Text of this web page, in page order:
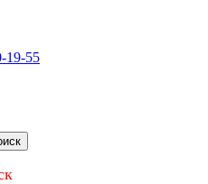
19-55